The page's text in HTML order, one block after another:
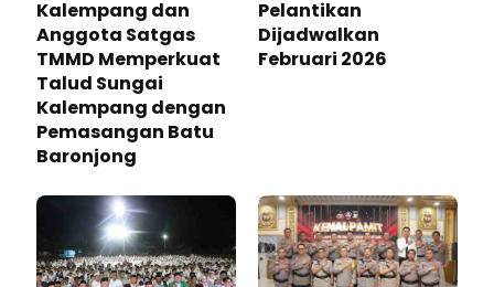
Kalempang dan
Anggota Satgas
TMMD Memperkuat
Talud Sungai
Kalempang dengan
Pemasangan Batu
Baronjong
Pelantikan
Dijadwalkan
Februari 2026